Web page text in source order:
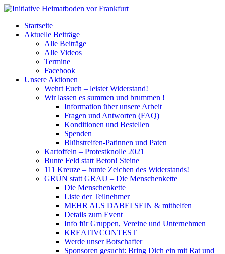
Startseite
Aktuelle Beiträge
Alle Beiträge
Alle Videos
Termine
Facebook
Unsere Aktionen
Wehrt Euch – leistet Widerstand!
Wir lassen es summen und brummen !
Information über unsere Arbeit
Fragen und Antworten (FAQ)
Konditionen und Bestellen
Spenden
Blühstreifen-Patinnen und Paten
Kartoffeln – Protestknolle 2021
Bunte Feld statt Beton! Steine
111 Kreuze – bunte Zeichen des Widerstands!
GRÜN statt GRAU – Die Menschenkette
Die Menschenkette
Liste der Teilnehmer
MEHR ALS DABEI SEIN & mithelfen
Details zum Event
Info für Gruppen, Vereine und Unternehmen
KREATIVCONTEST
Werde unser Botschafter
Sponsoren gesucht: Bring Dich ein mit Rat und